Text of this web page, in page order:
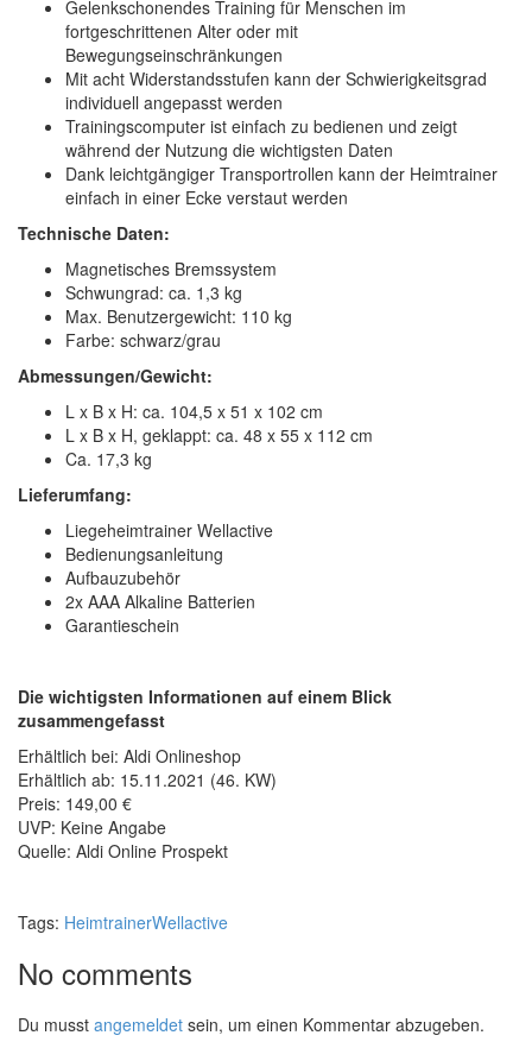
Gelenkschonendes Training für Menschen im
fortgeschrittenen Alter oder mit
Bewegungseinschränkungen
Mit acht Widerstandsstufen kann der Schwierigkeitsgrad
individuell angepasst werden
Trainingscomputer ist einfach zu bedienen und zeigt
während der Nutzung die wichtigsten Daten
Dank leichtgängiger Transportrollen kann der Heimtrainer
einfach in einer Ecke verstaut werden
Technische Daten:
Magnetisches Bremssystem
Schwungrad: ca. 1,3 kg
Max. Benutzergewicht: 110 kg
Farbe: schwarz/grau
Abmessungen/Gewicht:
L x B x H: ca. 104,5 x 51 x 102 cm
L x B x H, geklappt: ca. 48 x 55 x 112 cm
Ca. 17,3 kg
Lieferumfang:
Liegeheimtrainer Wellactive
Bedienungsanleitung
Aufbauzubehör
2x AAA Alkaline Batterien
Garantieschein
Die wichtigsten Informationen auf einem Blick
zusammengefasst
Erhältlich bei: Aldi Onlineshop
Erhältlich ab: 15.11.2021 (46. KW)
Preis: 149,00 €
UVP: Keine Angabe
Quelle: Aldi Online Prospekt
Tags: HeimtrainerWellactive
No comments
Du musst angemeldet sein, um einen Kommentar abzugeben.